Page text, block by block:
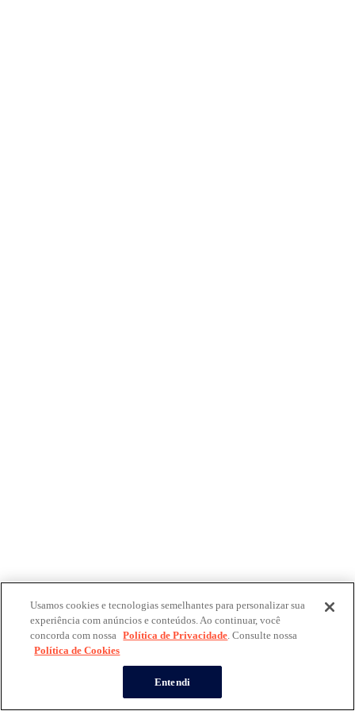
Usamos cookies e tecnologias semelhantes para personalizar sua
experiência com anúncios e conteúdos. Ao continuar, você
concorda com nossa Política de Privacidade. Consulte nossa
Política de Cookies
Entendi